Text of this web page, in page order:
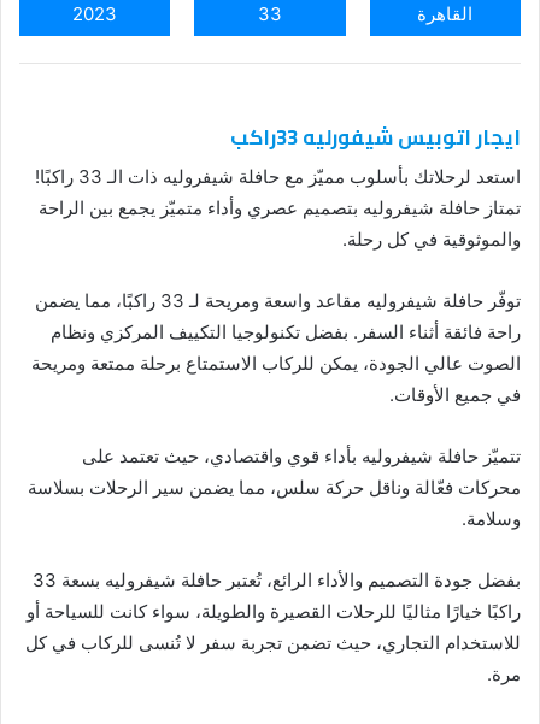
القاهرة 33
2023
ايجار اتوبيس شيفورليه 33راكب
استعد لرحلاتك بأسلوب مميّز مع حافلة شيفروليه ذات الـ 33 راكبًا!
تمتاز حافلة شيفروليه بتصميم عصري وأداء متميّز يجمع بين الراحة
والموثوقية في كل رحلة.
توفّر حافلة شيفروليه مقاعد واسعة ومريحة لـ 33 راكبًا، مما يضمن
راحة فائقة أثناء السفر. بفضل تكنولوجيا التكييف المركزي ونظام
الصوت عالي الجودة، يمكن للركاب الاستمتاع برحلة ممتعة ومريحة
في جميع الأوقات.
تتميّز حافلة شيفروليه بأداء قوي واقتصادي، حيث تعتمد على
محركات فعّالة وناقل حركة سلس، مما يضمن سير الرحلات بسلاسة
وسلامة.
بفضل جودة التصميم والأداء الرائع، تُعتبر حافلة شيفروليه بسعة 33
راكبًا خيارًا مثاليًا للرحلات القصيرة والطويلة، سواء كانت للسياحة أو
للاستخدام التجاري، حيث تضمن تجربة سفر لا تُنسى للركاب في كل
مرة.